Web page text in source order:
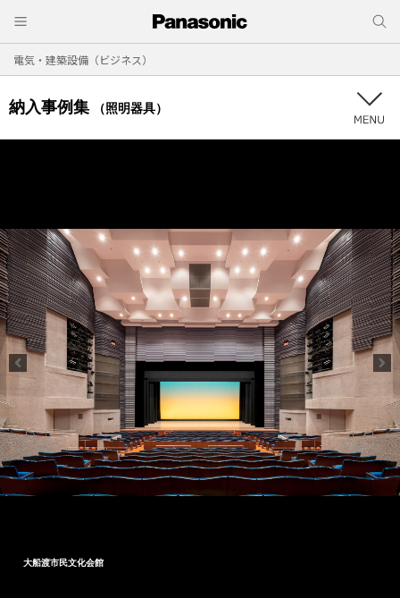
電気・建築設備（ビジネス）
納入事例集 （照明器具）
大船渡市民文化会館